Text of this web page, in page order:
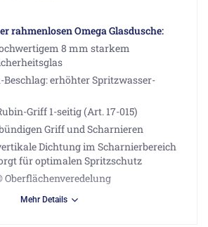
rahmenlosen Omega Glasdusche:
8 mm starkem
Beschlag: erhöhter Spritzwasser-
Griff 1-seitig (Art. 17-015)
Griff und Scharnieren
Dichtung im Scharnierbereich
für optimalen Spritzschutz
Dusche geeignet
Mehr Details